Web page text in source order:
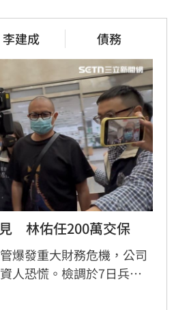
李建成 債務
　林佑任200萬交保
爆發重大財務危機，公司
人恐慌。檢調於7日兵分
長李建成及共同創辦人林